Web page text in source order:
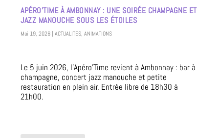
APÉRO’TIME À AMBONNAY : UNE SOIRÉE CHAMPAGNE ET
JAZZ MANOUCHE SOUS LES ÉTOILES
Mai 19, 2026 |ACTUALITES,ANIMATIONS
Le 5 juin 2026, l’Apéro’Time revient à Ambonnay : bar à
champagne, concert jazz manouche et petite
restauration en plein air. Entrée libre de 18h30 à
21h00.